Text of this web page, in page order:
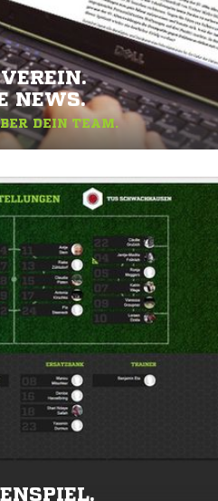
NEWS.
DEIN TEAM.